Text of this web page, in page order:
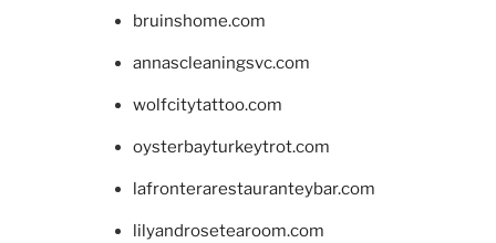
bruinshome.com
annascleaningsvc.com
wolfcitytattoo.com
oysterbayturkeytrot.com
lafronterarestauranteybar.com
lilyandrosetearoom.com